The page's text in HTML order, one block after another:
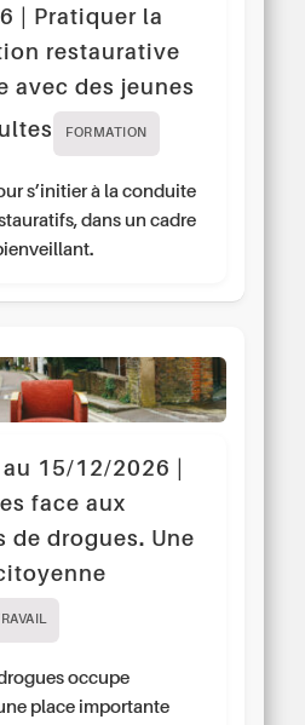
| Pratiquer la
restaurative
avec des jeunes
FORMATION
s’initier à la conduite
dans un cadre
15/12/2026 |
face aux
de drogues. Une
occupe
place importante